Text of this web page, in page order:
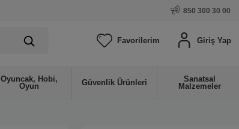
850 300 30 00
Favorilerim Giriş Yap
Oyuncak, Hobi,
Oyun
Güvenlik Ürünleri
Sanatsal
Malzemeler